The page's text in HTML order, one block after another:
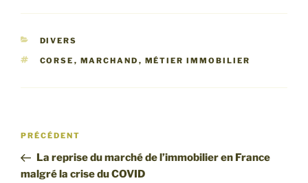
CATÉGORIES
DIVERS
ÉTIQUETTES
CORSE , MARCHAND , MÉTIER IMMOBILIER
Navigation
l’article
Article
précédent
PRÉCÉDENT
La reprise du marché de l’immobilier en France
malgré la crise du COVID